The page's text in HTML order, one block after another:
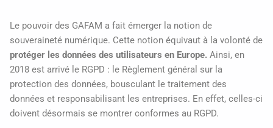
Le pouvoir des GAFAM a fait émerger la notion de
souveraineté numérique. Cette notion équivaut à la volonté de
protéger les données des utilisateurs en Europe. Ainsi, en
2018 est arrivé le RGPD : le Règlement général sur la
protection des données, bousculant le traitement des
données et responsabilisant les entreprises. En effet, celles-ci
doivent désormais se montrer conformes au RGPD.